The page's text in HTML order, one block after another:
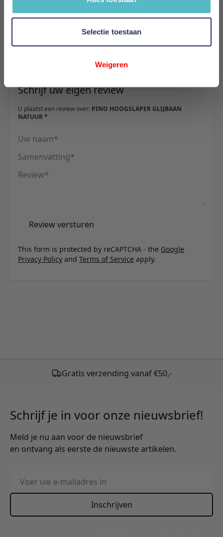
Selectie toestaan
Weigeren
Reviews
Schrijf uw eigen review
U plaatst een review over: PINO HOOGSLAPER GLIJBAAN
NATUUR *
Uw naam
Samenvatting
Review
Review versturen
This form is protected by reCAPTCHA - the Google
Privacy Policy and Terms of Service apply.
114 cm
Gratis verzending vanaf €50,-
Schrijf je in voor onze nieuwsbrief!
Meld je nu aan voor de nieuwsbrief
en ontvang als eerste de nieuwste artikelen.
E-mailadres
Inschrijven